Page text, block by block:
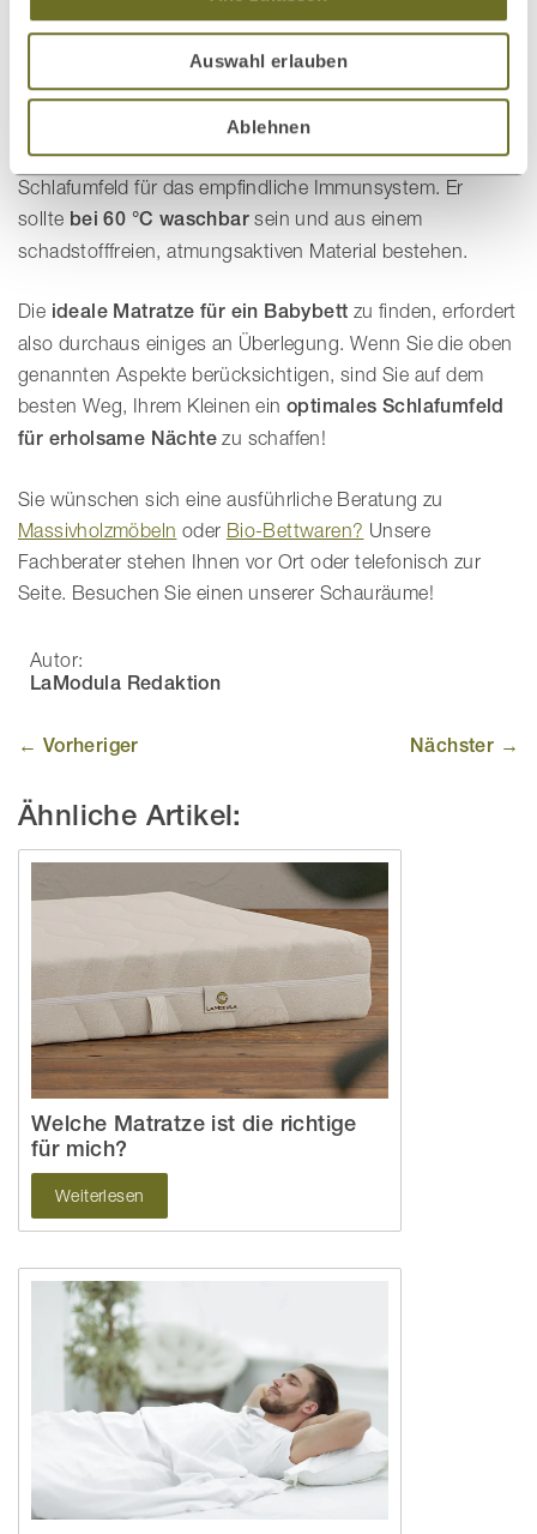
Auswahl erlauben
Ablehnen
chützt den Matratzenkern vor
Feuchtigkeitund ermöglicht ein hygienisches
Schlafumfeld für das empfindliche Immunsystem. Er
sollte bei 60 °C waschbar sein und aus einem
schadstofffreien, atmungsaktiven Material bestehen.
Die ideale Matratze für ein Babybett zu finden, erfordert
also durchaus einiges an Überlegung. Wenn Sie die oben
genannten Aspekte berücksichtigen, sind Sie auf dem
besten Weg, Ihrem Kleinen ein optimales Schlafumfeld
für erholsame Nächte zu schaffen!
Sie wünschen sich eine ausführliche Beratung zu
Massivholzmöbeln oder Bio-Bettwaren? Unsere
Fachberater stehen Ihnen vor Ort oder telefonisch zur
Seite. Besuchen Sie einen unserer Schauräume!
Autor:
LaModula Redaktion
← Vorheriger Nächster →
Ähnliche Artikel:
Welche Matratze ist die richtige
für mich?
Weiterlesen